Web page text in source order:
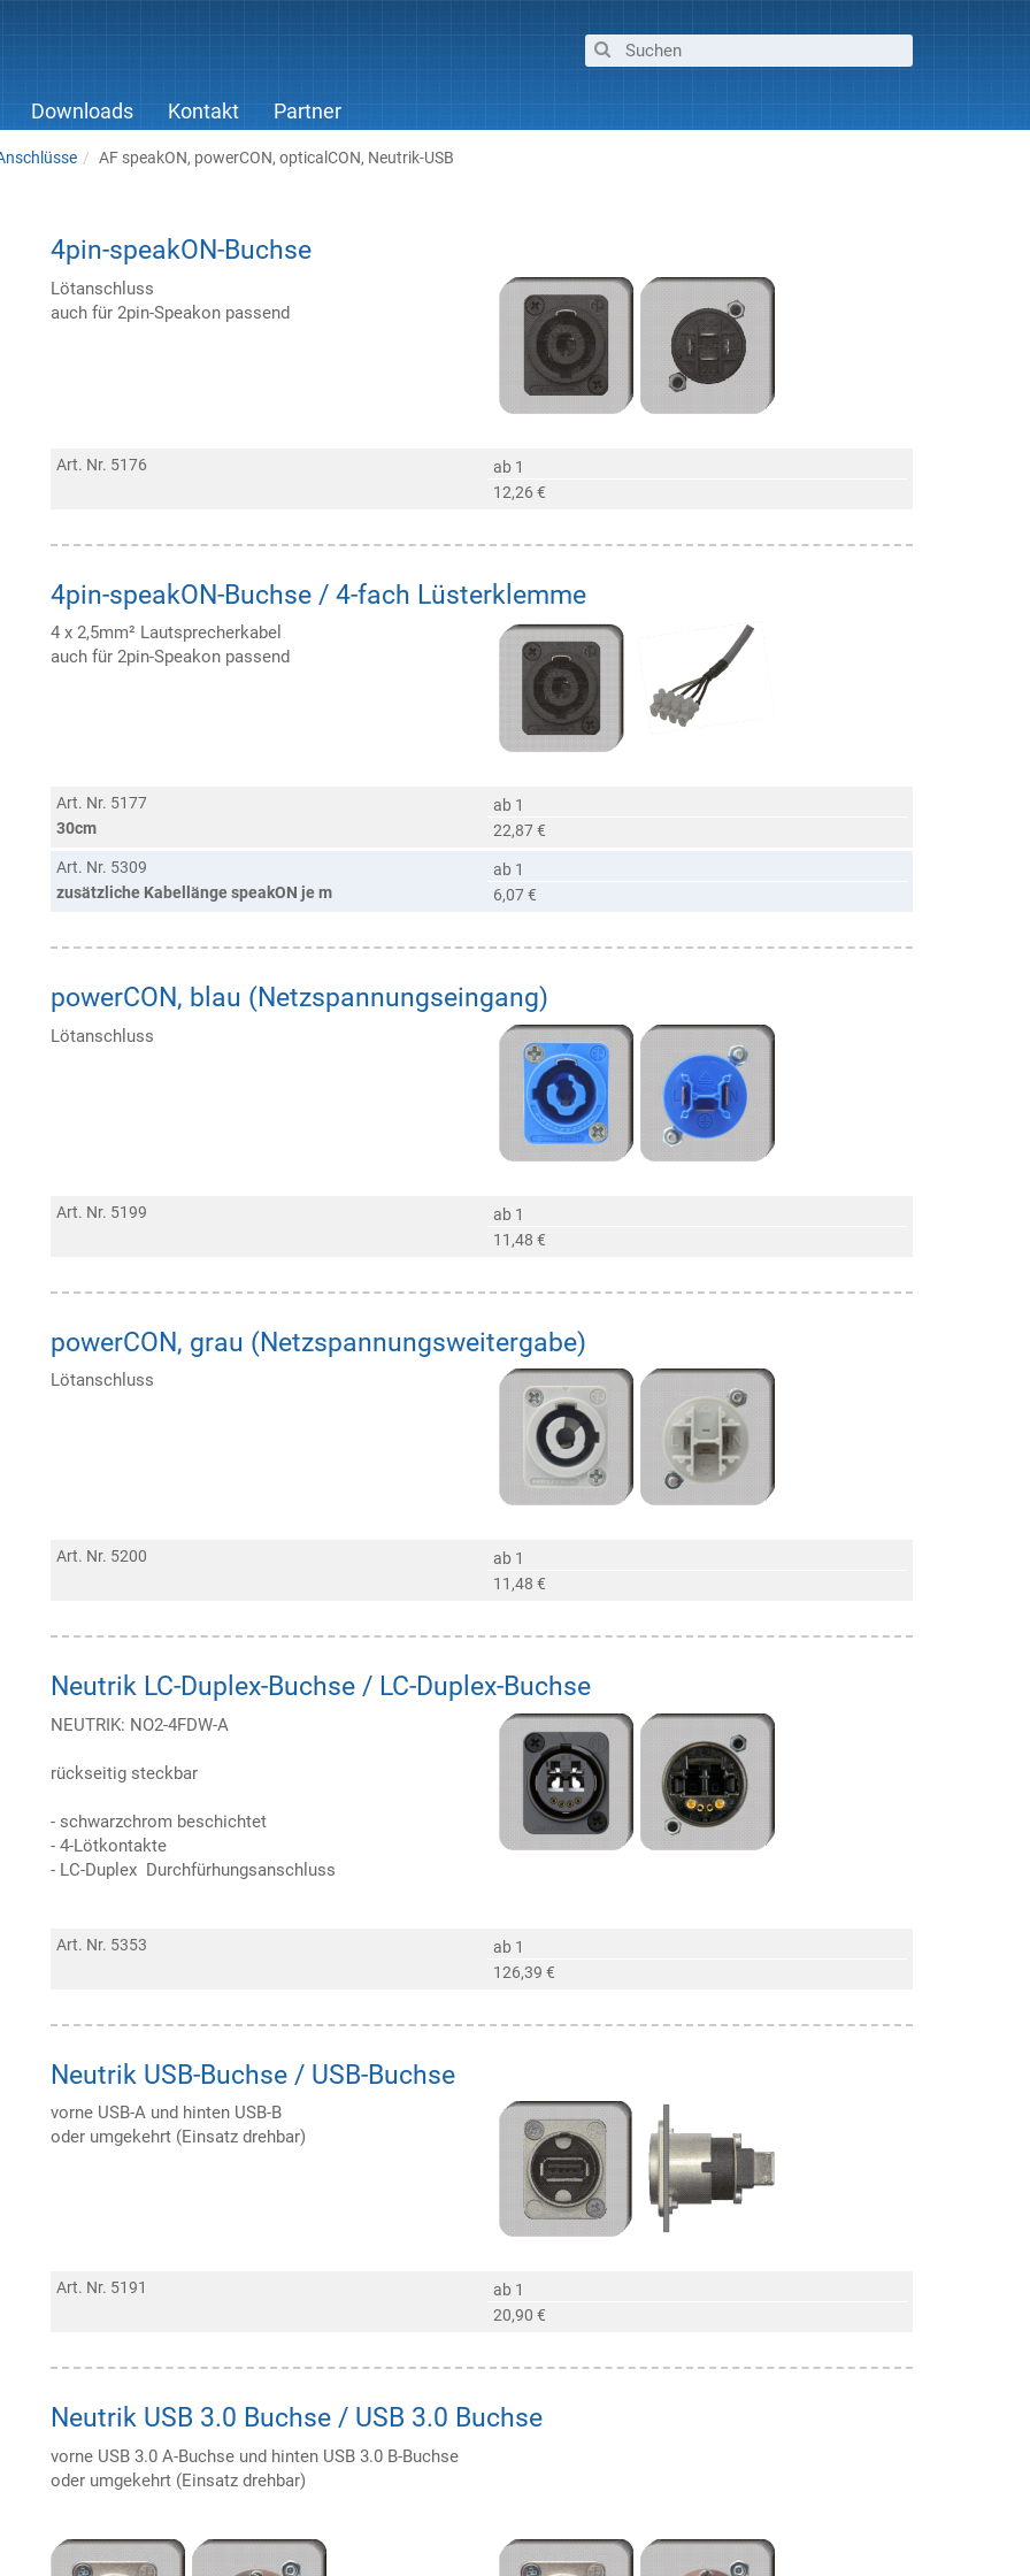
Downloads Kontakt Partner
AF speakON, powerCON, opticalCON, Neutrik-USB
4pin-speakON-Buchse
Lötanschluss
auch für 2pin-Speakon passend
Art. Nr. 5176
ab 1
12,26 €
4pin-speakON-Buchse / 4-fach Lüsterklemme
4 x 2,5mm² Lautsprecherkabel
auch für 2pin-Speakon passend
Art. Nr. 5177
30cm
ab 1
22,87 €
Art. Nr. 5309
zusätzliche Kabellänge speakON je m
ab 1
6,07 €
powerCON, blau (Netzspannungseingang)
Lötanschluss
Art. Nr. 5199
ab 1
11,48 €
powerCON, grau (Netzspannungsweitergabe)
Lötanschluss
Art. Nr. 5200
ab 1
11,48 €
Neutrik LC-Duplex-Buchse / LC-Duplex-Buchse
NEUTRIK: NO2-4FDW-A
rückseitig steckbar
- schwarzchrom beschichtet
- 4-Lötkontakte
- LC-Duplex Durchfürhungsanschluss
Art. Nr. 5353
ab 1
126,39 €
Neutrik USB-Buchse / USB-Buchse
vorne USB-A und hinten USB-B
oder umgekehrt (Einsatz drehbar)
Art. Nr. 5191
ab 1
20,90 €
Neutrik USB 3.0 Buchse / USB 3.0 Buchse
vorne USB 3.0 A-Buchse und hinten USB 3.0 B-Buchse
oder umgekehrt (Einsatz drehbar)